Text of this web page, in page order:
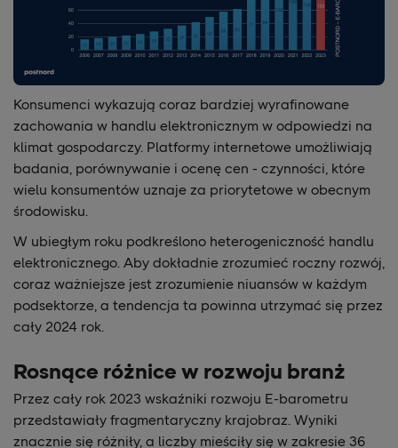
Konsumenci wykazują coraz bardziej wyrafinowane
zachowania w handlu elektronicznym w odpowiedzi na
klimat gospodarczy. Platformy internetowe umożliwiają
badania, porównywanie i ocenę cen - czynności, które
wielu konsumentów uznaje za priorytetowe w obecnym
środowisku.
W ubiegłym roku podkreślono heterogeniczność handlu
elektronicznego. Aby dokładnie zrozumieć roczny rozwój,
coraz ważniejsze jest zrozumienie niuansów w każdym
podsektorze, a tendencja ta powinna utrzymać się przez
cały 2024 rok.
Rosnące różnice w rozwoju branż
Przez cały rok 2023 wskaźniki rozwoju E-barometru
przedstawiały fragmentaryczny krajobraz. Wyniki
znacznie się różniły, a liczby mieściły się w zakresie 36